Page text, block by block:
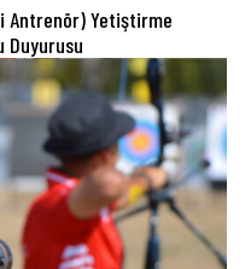
Antrenör) Yetiştirme
Duyurusu